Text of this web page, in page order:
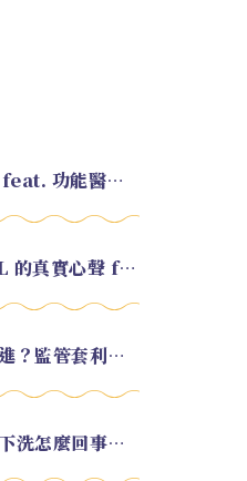
EP.220 好久不見！2026 試錄集 feat. 功能醫學營養師 美寶
EP.219 從銀行高管轉職幣圈 KOL 的真實心聲 feat.龜大
EP.217 美元穩定幣未來會如何演進？監管套利終將收斂？feat. 研究員 余哲安
EP.213 川普大攪局：袋鼠市上沖下洗怎麼回事？feat. Alvin